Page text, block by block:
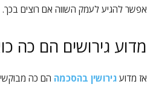
אפשר להגיע לעמק השווה אם רוצים בכך.
מדוע גירושים הם כה
אז מדוע גירושין בהסכמה הם כה